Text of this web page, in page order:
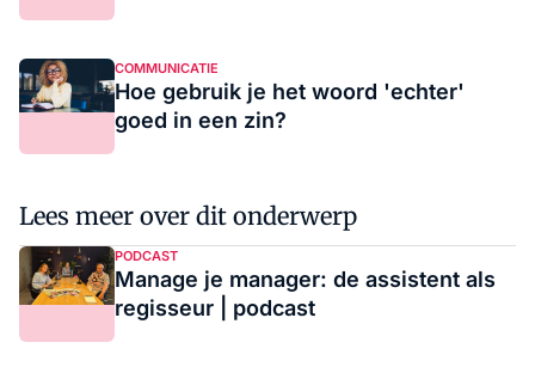
COMMUNICATIE
Hoe gebruik je het woord 'echter'
goed in een zin?
Lees meer over dit onderwerp
PODCAST
Manage je manager: de assistent als
regisseur | podcast